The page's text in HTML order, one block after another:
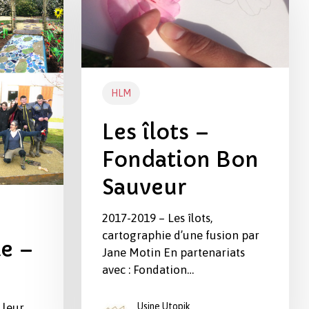
–
Fondation
Sauveur
HLM
Les îlots –
Fondation Bon
Sauveur
2017-2019 – Les îlots,
cartographie d’une fusion par
Jane Motin En partenariats
avec : Fondation…
Usine Utopik